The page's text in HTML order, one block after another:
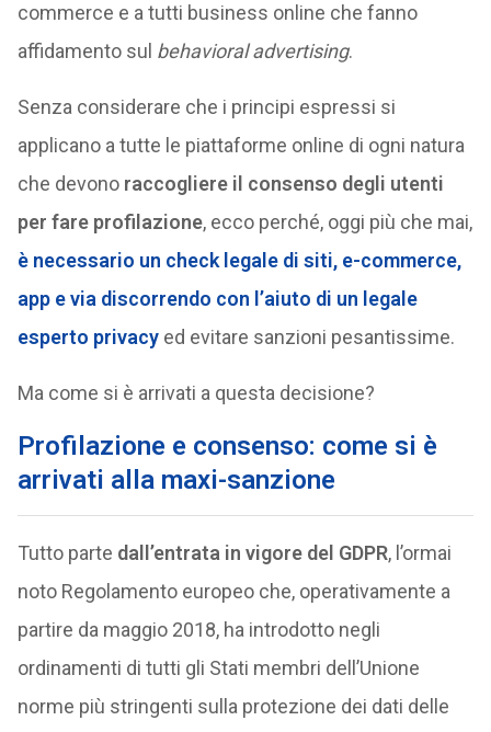
commerce e a tutti business online che fanno
affidamento sul behavioral advertising.
Senza considerare che i principi espressi si
applicano a tutte le piattaforme online di ogni natura
che devono raccogliere il consenso degli utenti
per fare profilazione, ecco perché, oggi più che mai,
è necessario un check legale di siti, e-commerce,
app e via discorrendo con l’aiuto di un legale
esperto privacyed evitare sanzioni pesantissime.
Ma come si è arrivati a questa decisione?
Profilazione e consenso: come si è
arrivati alla maxi-sanzione
Tutto parte dall’entrata in vigore del GDPR, l’ormai
noto Regolamento europeo che, operativamente a
partire da maggio 2018, ha introdotto negli
ordinamenti di tutti gli Stati membri dell’Unione
norme più stringenti sulla protezione dei dati delle